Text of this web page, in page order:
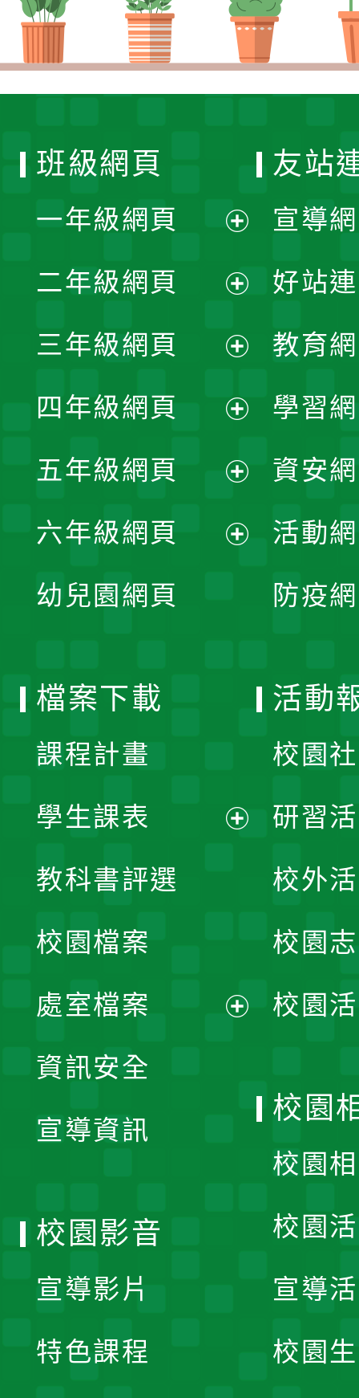
班級網頁
一年級網頁
開
選
單
二年級網頁
開
選
單
三年級網頁
開
選
單
四年級網頁
開
選
五年級網頁
開
六年級網頁
幼兒園網頁
友站
宣導
好站
教育
學習
資安
活動
防疫
檔案下載
課程計畫
學生課表
單
教科書評選
校園檔案
處室檔案
資訊安全
宣導資訊
活動
校園
研習
校外
校園
校園
校園
校園
校園
宣導
校園
校園影音
宣導影片
特色課程